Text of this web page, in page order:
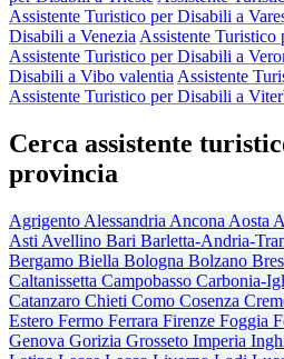
Assistente Turistico per Disabili a
Disabili a Venezia Assistente
Assistente Turistico per Disabili a
Disabili a Vibo valentia Assistente
Assistente Turistico per Disabili a
Cerca assistente
provincia
Agrigento Alessandria Ancona Aosta
Asti Avellino Bari Barletta-Andria-
Bergamo Biella Bologna Bolzano
Caltanissetta Campobasso Carbonia-
Catanzaro Chieti Como Cosenza
Estero Fermo Ferrara Firenze Foggia
Genova Gorizia Grosseto Imperia